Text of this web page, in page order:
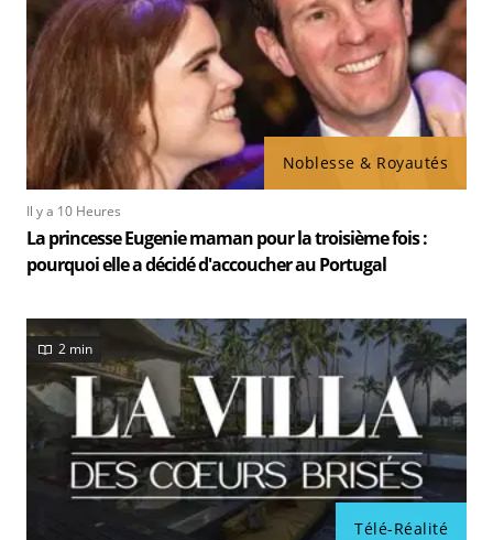
Noblesse & Royautés
Il y a 10 Heures
La princesse Eugenie maman pour la troisième fois :
pourquoi elle a décidé d'accoucher au Portugal
Télé-Réalité
2 min